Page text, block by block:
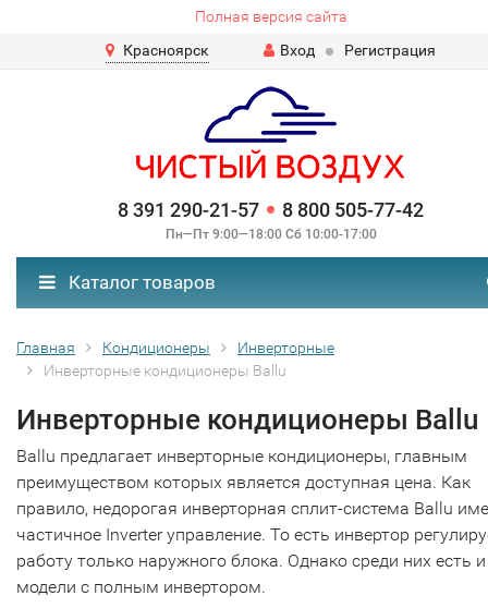
Полная версия сайта
Красноярск
Вход Регистрация
8 391 290-21-57 8 800 505-77-42
Пн—Пт 9:00—18:00 Сб 10:00-17:00
Каталог товаров
Главная Кондиционеры
Инверторные
Инверторные кондиционеры Ballu
Инверторные кондиционеры Ballu
Ballu предлагает инверторные кондиционеры, главным
преимуществом которых является доступная цена. Как
правило, недорогая инверторная сплит-система Ballu
частичное Inverter управление. То есть инвертор
работу только наружного блока. Однако среди них есть и
модели с полным инвертором.